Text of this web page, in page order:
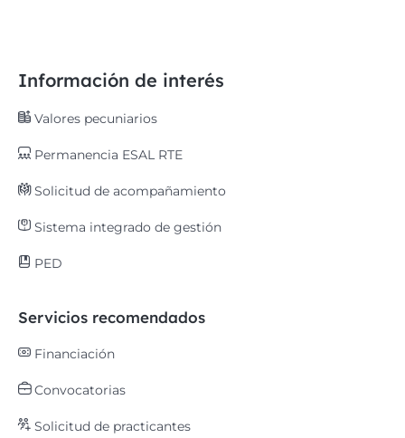
Información de interés
Valores pecuniarios
Permanencia ESAL RTE
Solicitud de acompañamiento
Sistema integrado de gestión
PED
Servicios recomendados
Financiación
Convocatorias
Solicitud de practicantes